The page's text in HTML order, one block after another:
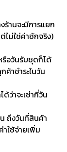
ร้านจะมีการแยก
ไม่ใช่ค่าซักจริง)
รือวันรับชุดก็ได้
ค้าชำระในวัน
ว่าจะเช่ากี่วัน
ถึงวันที่สินค้า
ใช้จ่ายเพิ่ม